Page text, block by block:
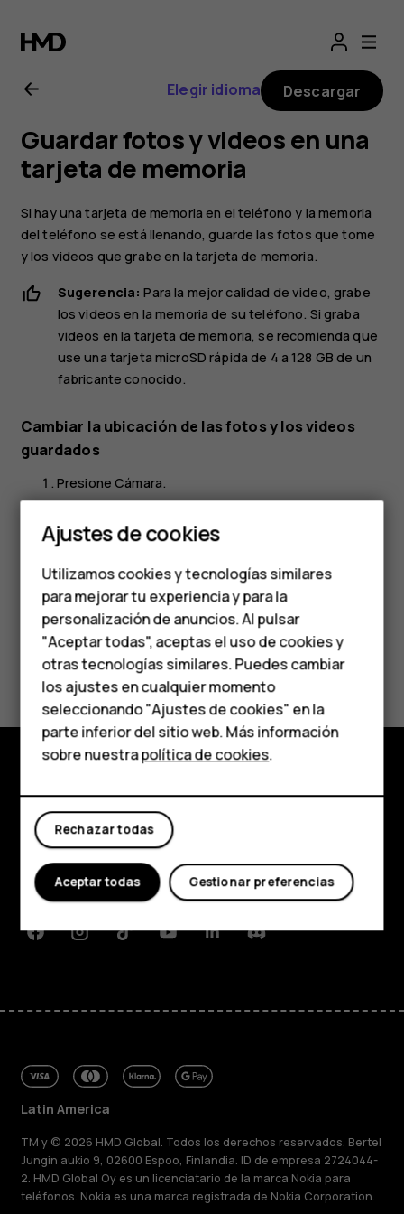
Manual
del
usuario
de
Nokia 2
Smartphones
Teléfonos de gama
media
Teléfonos para
personas mayores
HMD Terra M
Comprar
Mi cuenta
Elegir idioma Descargar
Guardar fotos y videos en una
tarjeta de memoria
Si hay una tarjeta de memoria en el teléfono y la memoria
del teléfono se está llenando, guarde las fotos que tome
y los videos que grabe en la tarjeta de memoria.
Sugerencia: Para la mejor calidad de video, grabe
los videos en la memoria de su teléfono. Si graba
videos en la tarjeta de memoria, se recomienda que
use una tarjeta microSD rápida de 4 a 128 GB de un
fabricante conocido.
Cambiar la ubicación de las fotos y los videos
guardados
PresioneCámara.
de datos
¿Te ha parecido útil?
Sí No
Comprar
Acerca de
Planet and people
Soporte
FacebookInstagramTiktokYoutubeLinkedinDiscord
Latin America
TM y © 2026 HMD Global. Todos los derechos reservados. Bertel
Jungin aukio 9, 02600 Espoo, Finlandia. ID de empresa 2724044-
2. HMD Global Oy es un licenciatario de la marca Nokia para
teléfonos. Nokia es una marca registrada de Nokia Corporation.
Ajustes de cookies
Utilizamos cookies y tecnologías similares
para mejorar tu experiencia y para la
personalización de anuncios. Al pulsar
"Aceptar todas", aceptas el uso de cookies y
otras tecnologías similares. Puedes cambiar
los ajustes en cualquier momento
seleccionando "Ajustes de cookies" en la
parte inferior del sitio web. Más información
sobre nuestrapolítica de cookies.
Rechazar todas
Gestionar preferencias
Aceptar todas